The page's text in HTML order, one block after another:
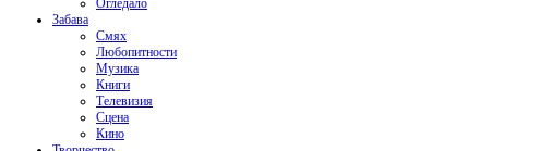
Забава
Смях
Любопитности
Музика
Книги
Телевизия
Сцена
Кино